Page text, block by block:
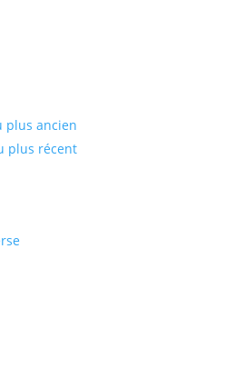
plus ancien
plus récent